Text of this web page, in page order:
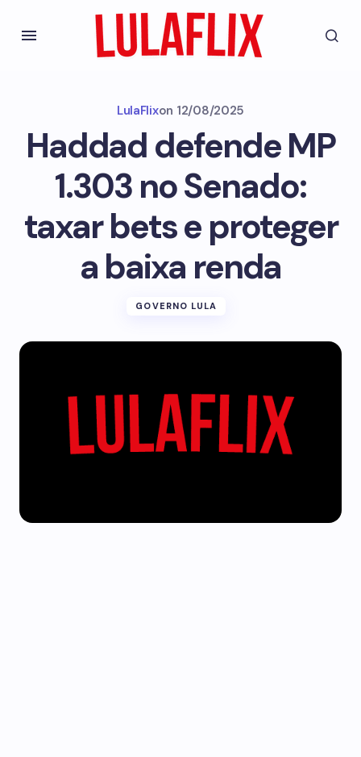
LulaFlixon 12/08/2025
Haddad defende MP
1.303 no Senado:
taxar bets e proteger
a baixa renda
GOVERNO LULA